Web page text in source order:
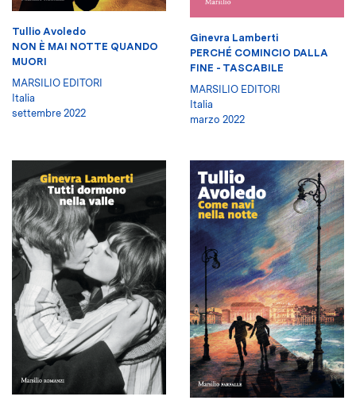
Tullio Avoledo
NON È MAI NOTTE QUANDO
MUORI
MARSILIO EDITORI
Italia
settembre 2022
Ginevra Lamberti
PERCHÉ COMINCIO DALLA
FINE - TASCABILE
MARSILIO EDITORI
Italia
marzo 2022